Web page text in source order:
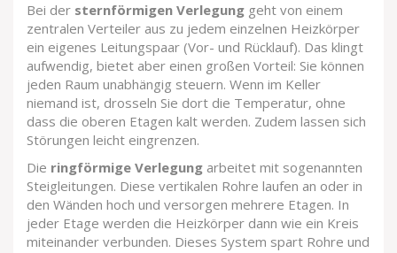
Bei der sternförmigen Verlegung geht von einem
zentralen Verteiler aus zu jedem einzelnen Heizkörper
ein eigenes Leitungspaar (Vor- und Rücklauf). Das klingt
aufwendig, bietet aber einen großen Vorteil: Sie können
jeden Raum unabhängig steuern. Wenn im Keller
niemand ist, drosseln Sie dort die Temperatur, ohne
dass die oberen Etagen kalt werden. Zudem lassen sich
Störungen leicht eingrenzen.
Die ringförmige Verlegung arbeitet mit sogenannten
Steigleitungen. Diese vertikalen Rohre laufen an oder in
den Wänden hoch und versorgen mehrere Etagen. In
jeder Etage werden die Heizkörper dann wie ein Kreis
miteinander verbunden. Dieses System spart Rohre und